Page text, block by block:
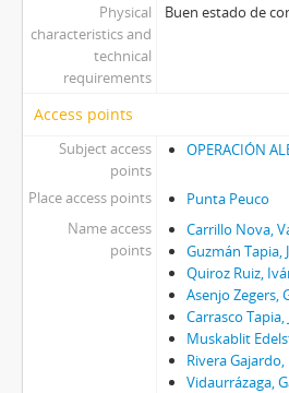
Physical
characteristics and
technical
requirements
Buen estado de
Access points
Subject access
points
OPERACIÓN
Place access points
Punta Peuco
Name access
points
Carrillo Nova,
Guzmán Tapia,
Quiroz Ruiz,
Asenjo Zegers,
Carrasco
Muskablit
Rivera Gajardo,
Vidaurrázaga,